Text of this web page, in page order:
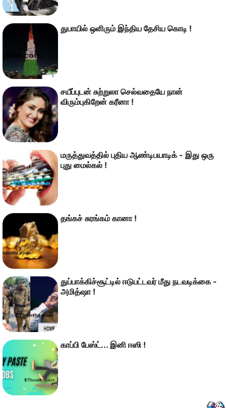
துபாயில் ஒளிரும் இந்திய தேசிய கொடி !
சயீப்புடன் சுற்றுலா செல்வதையே நான்
விரும்புகிறேன் கரீனா !
மருத்துவத்தில் புதிய ஆண்டிபயாடிக் - இது ஒரு
புது மைல்கல் !
தங்கச் சுரங்கம் கானா !
துப்பாக்கிச்சூட்டில் ஈடுபட்டவர் மீது நடவடிக்கை -
அமித்ஷா !
காப்பி பேஸ்ட்... இனி ஈஸி !